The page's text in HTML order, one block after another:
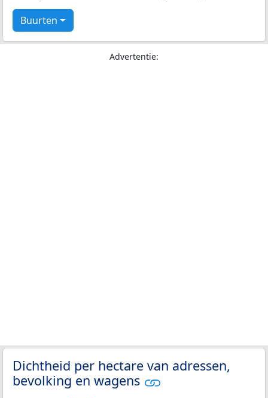
Buurten
Advertentie:
Dichtheid per hectare van adressen,
bevolking en wagens